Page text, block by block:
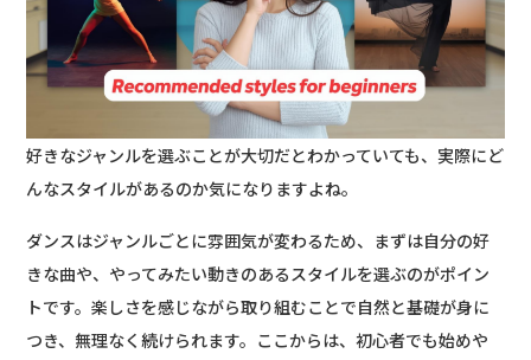
好きなジャンルを選ぶことが大切だとわかっていても、実際にど
んなスタイルがあるのか気になりますよね。
ダンスはジャンルごとに雰囲気が変わるため、まずは自分の好
きな曲や、やってみたい動きのあるスタイルを選ぶのがポイン
トです。楽しさを感じながら取り組むことで自然と基礎が身に
つき、無理なく続けられます。ここからは、初心者でも始めや